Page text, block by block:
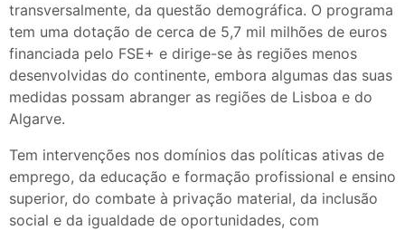
transversalmente, da questão demográfica. O programa
tem uma dotação de cerca de 5,7 mil milhões de euros
financiada pelo FSE+ e dirige-se às regiões menos
desenvolvidas do continente, embora algumas das suas
medidas possam abranger as regiões de Lisboa e do
Algarve.
Tem intervenções nos domínios das políticas ativas de
emprego, da educação e formação profissional e ensino
superior, do combate à privação material, da inclusão
social e da igualdade de oportunidades, com